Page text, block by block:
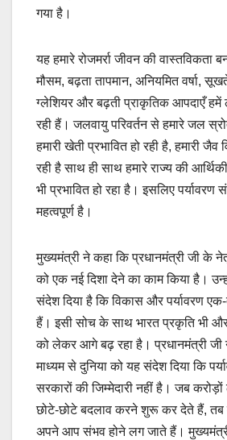
गया है।
यह हमारे रोजमर्रा जीवन की वास्तविकता
मौसम, बढ़ता तापमान, अनियमित वर्षा,
ग्लेशियर और बढ़ती प्राकृतिक आपदाएँ हमें
रही हैं। जलवायु परिवर्तन से हमारे जल
हमारी खेती प्रभावित हो रही है, हमारी जैव
रही है साथ ही साथ हमारे राज्य की
भी प्रभावित हो रहा है। इसलिए पर्यावरण
महत्वपूर्ण है।
मुख्यमंत्री ने कहा कि प्रधानमंत्री जी के
को एक नई दिशा देने का काम किया है।
संदेश दिया है कि विकास और पर्यावरण एक-
हैं। इसी सोच के साथ भारत प्रकृति भी
को लेकर आगे बढ़ रहा है। प्रधानमंत्री
माध्यम से दुनिया को यह संदेश दिया कि
सरकारों की जिम्मेदारी नहीं है। जब
छोटे-छोटे बदलाव करने शुरू कर देते हैं, तब
अपने आप संभव होने लग जाते हैं।